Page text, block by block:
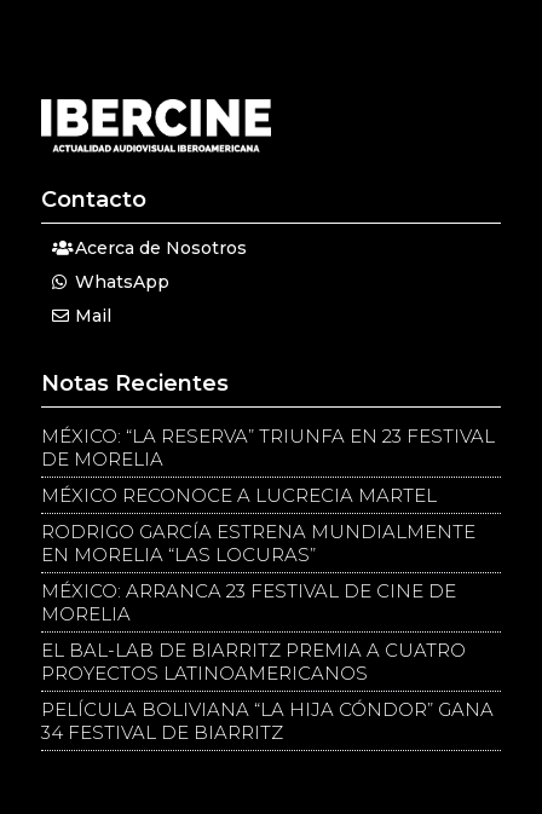
Contacto
Acerca de Nosotros
WhatsApp
Mail
Notas Recientes
MÉXICO: “LA RESERVA” TRIUNFA EN 23 FESTIVAL
DE MORELIA
MÉXICO RECONOCE A LUCRECIA MARTEL
RODRIGO GARCÍA ESTRENA MUNDIALMENTE
EN MORELIA “LAS LOCURAS”
MÉXICO: ARRANCA 23 FESTIVAL DE CINE DE
MORELIA
EL BAL-LAB DE BIARRITZ PREMIA A CUATRO
PROYECTOS LATINOAMERICANOS
PELÍCULA BOLIVIANA “LA HIJA CÓNDOR” GANA
34 FESTIVAL DE BIARRITZ